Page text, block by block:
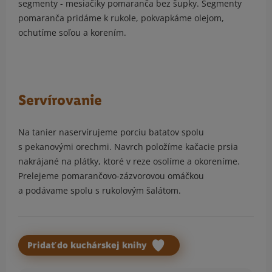
segmenty - mesiačiky pomaranča bez šupky. Segmenty
pomaranča pridáme k rukole, pokvapkáme olejom,
ochutíme soľou a korením.
Servírovanie
Na tanier naservírujeme porciu batatov spolu
s pekanovými orechmi. Navrch položíme kačacie prsia
nakrájané na plátky, ktoré v reze osolíme a okoreníme.
Prelejeme pomarančovo-zázvorovou omáčkou
a podávame spolu s rukolovým šalátom.
Pridať do kuchárskej knihy